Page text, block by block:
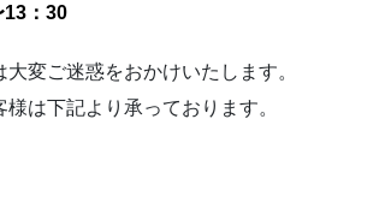
13：30
変ご迷惑をおかけいたします。
は下記より承っております。